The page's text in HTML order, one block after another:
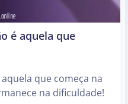
é aquela que
que começa na
na dificuldade!